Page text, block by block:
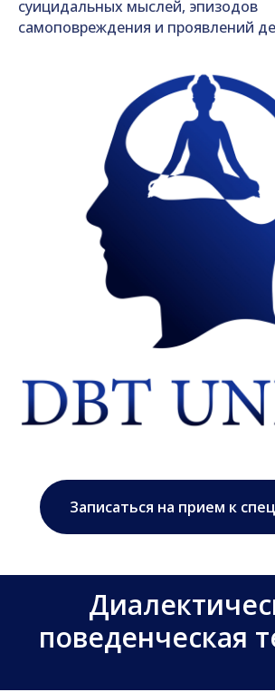
суицидальных мыслей, эпизодов
самоповреждения и проявлений
Записаться на прием к
поведенческая